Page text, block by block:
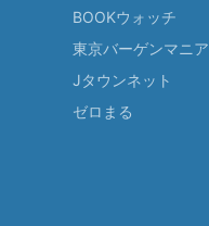
BOOKウォッチ
東京バーゲンマニア
Jタウンネット
ゼロまる